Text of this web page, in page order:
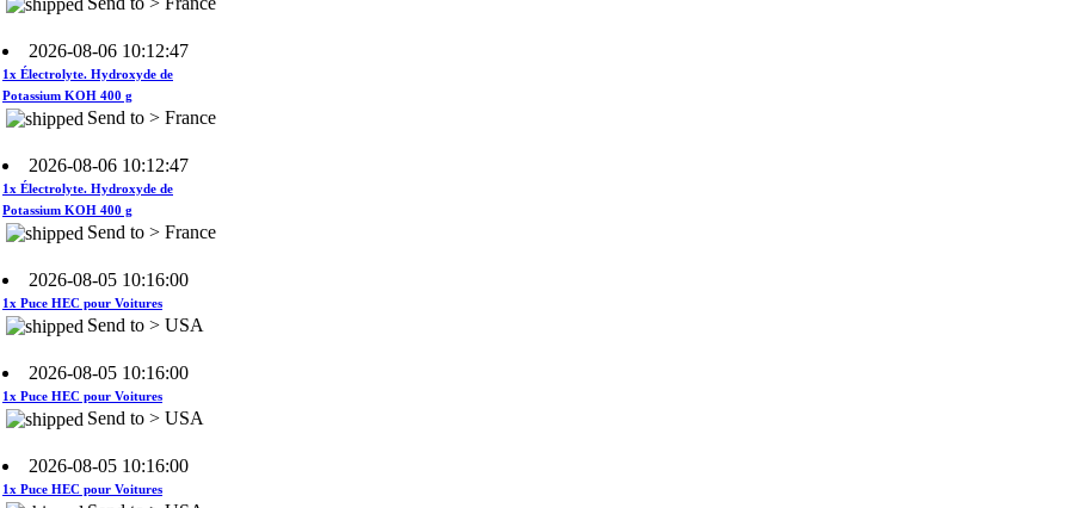
2026-08-06 10:12:47
Potassium KOH 400 g
Send to > France
2026-08-06 10:12:47
Potassium KOH 400 g
Send to > France
2026-08-05 10:16:00
Send to > USA
2026-08-05 10:16:00
Send to > USA
2026-08-05 10:16:00
Send to > USA